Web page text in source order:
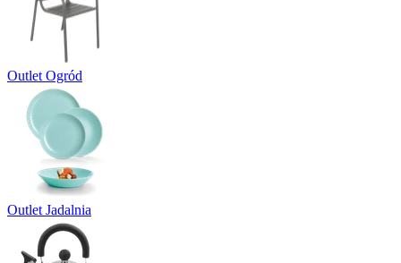
Outlet Ogród
Outlet Jadalnia